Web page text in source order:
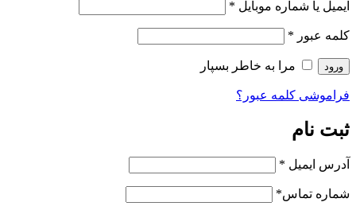
ایمیل یا شماره موبایل *
کلمه عبور *
ورود مرا به خاطر بسپار
فراموشی کلمه عبور؟
ثبت نام
آدرس ایمیل *
شماره تماس*